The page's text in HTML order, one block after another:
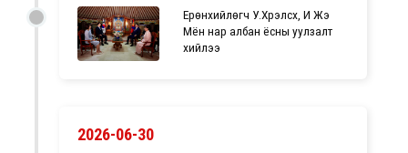
Ерөнхийлөгч У.Хүрэлсүх, И Жэ
Мён нар албан ёсны уулзалт
хийлээ
2026-06-30